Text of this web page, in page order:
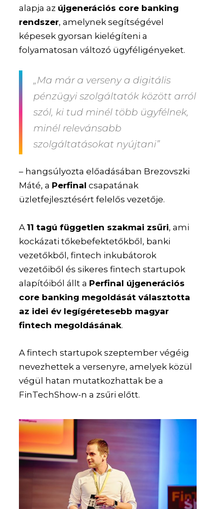
alapja az újgenerációs core banking
rendszer, amelynek segítségével
képesek gyorsan kielégíteni a
folyamatosan változó ügyféligényeket.
„Ma már a verseny a digitális
pénzügyi szolgáltatók között arról
szól, ki tud minél több ügyfélnek,
minél relevánsabb
szolgáltatásokat nyújtani”
– hangsúlyozta előadásában Brezovszki
Máté, a Perfinal csapatának
üzletfejlesztésért felelős vezetője.
A11 tagú független szakmai zsűri, ami
kockázati tőkebefektetőkből, banki
vezetőkből, fintech inkubátorok
vezetőiből és sikeres fintech startupok
alapítóiból állt a Perfinal újgenerációs
core banking megoldását választotta
az idei év legígéretesebb magyar
fintech megoldásának.
A fintech startupok szeptember végéig
nevezhettek a versenyre, amelyek közül
végül hatan mutatkozhattak be a
FinTechShow-n a zsűri előtt.